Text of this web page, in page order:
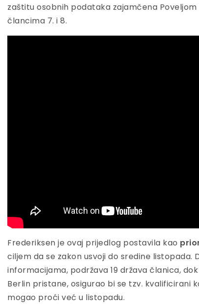
zaštitu osobnih podataka zajamčena
člancima 7. i 8.
Frederiksen je ovaj prijedlog postavila kao
ciljem da se zakon usvoji do sredine listopada.
informacijama, podržava 19 država članica,
Berlin pristane, osigurao bi se tzv. kvalificirani
mogao proći već u listopadu.